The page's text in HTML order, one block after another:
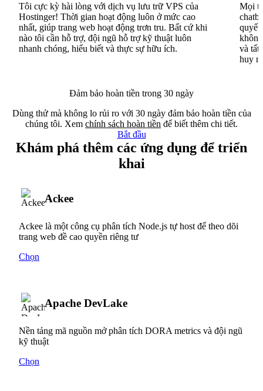
Tôi cực kỳ hài lòng với dịch vụ lưu trữ VPS của
Hostinger! Thời gian hoạt động luôn ở mức cao
nhất, giúp trang web hoạt động trơn tru. Bất cứ khi
nào tôi cần hỗ trợ, đội ngũ hỗ trợ kỹ thuật luôn
nhanh chóng, hiểu biết và thực sự hữu ích.
Mọi
quyết
và tất
huy
Đảm bảo hoàn tiền trong 30 ngày
Dùng thử mà không lo rủi ro với 30 ngày đảm bảo hoàn tiền của
chúng tôi. Xem chính sách hoàn tiền để biết thêm chi tiết.
Bắt đầu
Khám phá thêm các ứng dụng để triển
khai
Ackee
Ackee là một công cụ phân tích Node.js tự host để theo dõi
trang web đề cao quyền riêng tư
Chọn
Apache DevLake
Nền tảng mã nguồn mở phân tích DORA metrics và đội ngũ
kỹ thuật
Chọn